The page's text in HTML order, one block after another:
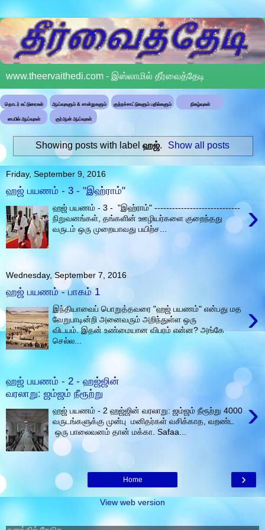
www.theervaithedi.com - இஸ்லாமில் தீர்வைத்தேடி
தொடர் கட்டுரைகள் ஆய்வுகளும் & சான்றுகளும் குற்றச்சாட்டுகளும் பதில்களும் நிகழ்வுகள்
பைபில் ஆய்வுகள் குர்ஆன் ஆய்வுகள்
Showing posts with label ஹஜ். Show all posts
Friday, September 9, 2016
ஹஜ் பயணம் - 3 - "இஹ்ராம்"
›
ஹஜ் பயணம் - 3 - "இஹ்ராம்" -----------------------------
நிறுவனங்கள், தங்களின் ஊழியர்களை குறைந்தது
வருடம் ஒரு முறையாவது பயிற்ச...
Wednesday, September 7, 2016
ஹஜ் பயணம் - பாகம் 1
›
இந்தியாவைப் பொறுத்தவரை "ஹஜ் பயணம்" என்பது மத
வேறுபாடின்றி அனைவரும் அறிந்துள்ள ஒரு
விடயம். இதன் உண்மையான விபரம் என்ன? அங்கே
செல்ல...
ஹஜ் பயணம் - 2 - ஹஜ்ஜின்
வரலாறு: ஜம்ஜம் நீரூற்று
›
ஹஜ் பயணம் - 2 ஹஜ்ஜின் வரலாறு: ஜம்ஜம் நீரூற்று 4000
வருடங்களுக்கு முன்பு மனிதர்கள் வசிக்காத, வறண்ட
ஒரு பாலைவனம் தான் மக்கா. Safaa...
›
Home
View web version